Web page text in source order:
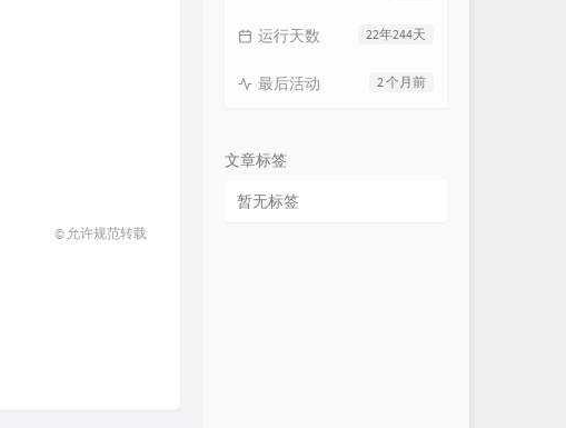
© 允许规范转载
22年244天
运行天数
2 个月前
最后活动
文章标签
暂无标签